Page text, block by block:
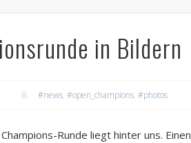
in Bildern
#news,#open_champions,#photos
Runde liegt hinter uns. Einen